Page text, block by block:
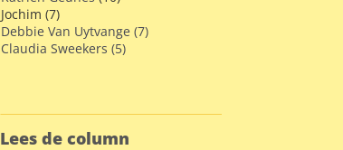
Jochim (7)
Debbie Van Uytvange (7)
Claudia Sweekers (5)
Lees de column